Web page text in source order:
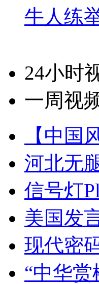
牛人练
24小时
一周视
【中国
河北无
信号灯
美国发
现代密
“中华